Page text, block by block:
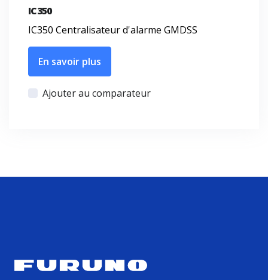
IC350
IC350 Centralisateur d'alarme GMDSS
En savoir plus
Ajouter au comparateur